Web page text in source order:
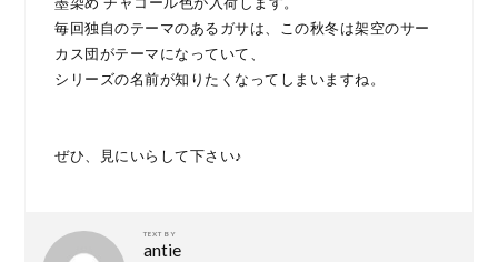
毎回独自のテーマのあるガサは、この秋冬は架空のサー
カス団がテーマになっていて、
シリーズの名前が知りたくなってしまいますね。
ぜひ、見にいらして下さい♪
TEXT BY
antie